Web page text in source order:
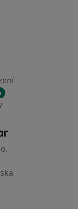
- Hlavní stránka